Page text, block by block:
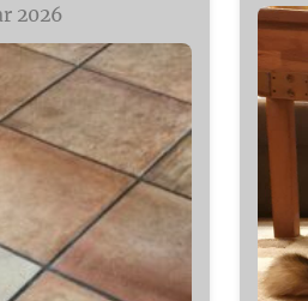
2026